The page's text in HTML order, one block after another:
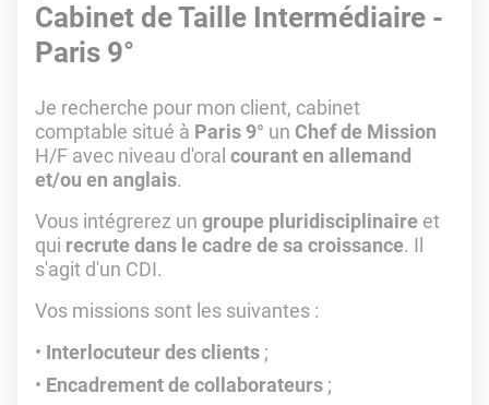
Cabinet de Taille Intermédiaire -
Paris 9°
Je recherche pour mon client, cabinet
comptable situé à Paris 9° un Chef de Mission
H/F avec niveau d'oral courant en allemand
et/ou en anglais.
Vous intégrerez un groupe pluridisciplinaire et
qui recrute dans le cadre de sa croissance. Il
s'agit d'un CDI.
Vos missions sont les suivantes :
Interlocuteur des clients ;
Encadrement de collaborateurs ;